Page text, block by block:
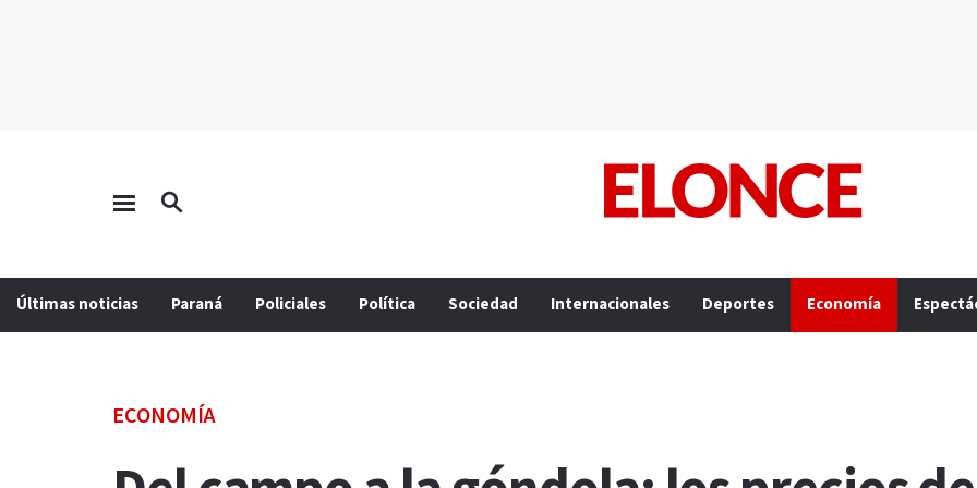
Últimas noticias Paraná Policiales Política Sociedad Internacionales Deportes Economía
ECONOMÍA